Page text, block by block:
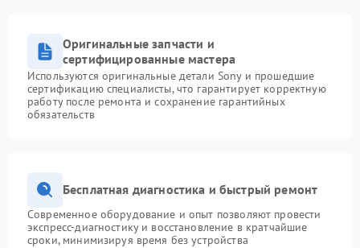
Оригинальные запчасти и
сертифицированные мастера
Используются оригинальные детали Sony и прошедшие
сертификацию специалисты, что гарантирует корректную
работу после ремонта и сохранение гарантийных
обязательств
Бесплатная диагностика и быстрый ремонт
Современное оборудование и опыт позволяют провести
экспресс-диагностику и восстановление в кратчайшие
сроки, минимизируя время без устройства